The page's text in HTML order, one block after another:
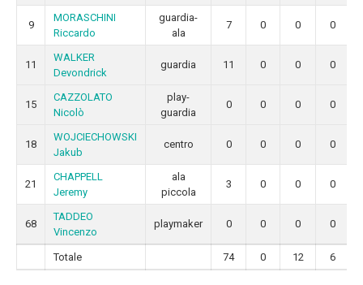
9
MORASCHINI
Riccardo
guardia-
ala
7 0 0 0
11
WALKER
Devondrick
guardia 11 0 0 0
15
CAZZOLATO
Nicolò
play-
guardia
0 0 0 0
18
WOJCIECHOWSKI
Jakub
centro 0 0 0 0
21
CHAPPELL
Jeremy
ala
piccola
3 0 0 0
68
TADDEO
Vincenzo
playmaker 0 0 0 0
Totale 74 0 12 6